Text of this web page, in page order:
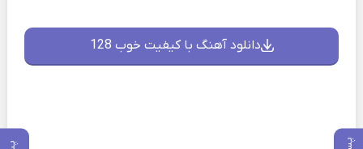
دانلود آهنگ با کیفیت خوب 128